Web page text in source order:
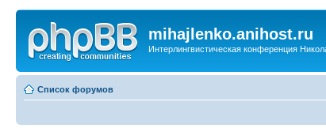
mihajlenko.anihost.ru
Интерлингвистическая конференция
Список форумов